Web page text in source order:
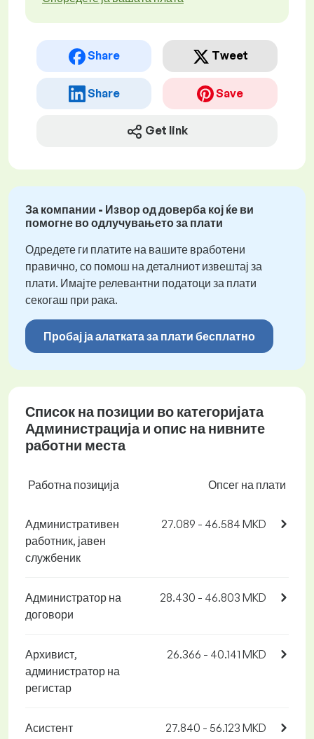
Share Tweet
Share Save
Get link
За компании - Извор од доверба кој ќе ви
помогне во одлучувањето за плати
Одредете ги платите на вашите вработени
правично, со помош на деталниот извештај за
плати. Имајте релевантни податоци за плати
секогаш при рака.
Пробај ја алатката за плати бесплатно
Список на позиции во категоријата
Администрација и опис на нивните
работни места
Работна позиција Опсег на плати
Административен
работник, јавен
службеник
27.089 - 46.584 MKD
Администратор на
договори
28.430 - 46.803 MKD
Архивист,
администратор на
регистар
26.366 - 40.141 MKD
Асистент 27.840 - 56.123 MKD